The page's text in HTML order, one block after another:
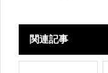
関連記事